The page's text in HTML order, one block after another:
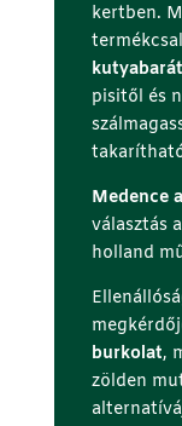
kertben.
kutyabarát
pisitől és
Medence
választás
holland
burkolat,
zölden